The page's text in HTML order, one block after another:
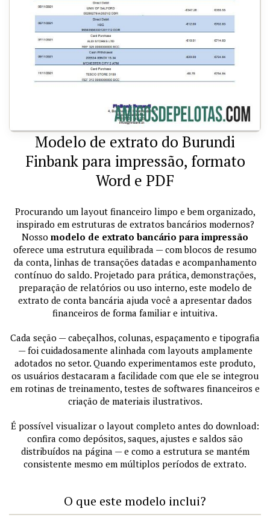
Modelo de extrato do Burundi
Finbank para impressão, formato
Word e PDF
Procurando um layout financeiro limpo e bem organizado,
inspirado em estruturas de extratos bancários modernos?
Nosso modelo de extrato bancário para impressão
oferece uma estrutura equilibrada — com blocos de resumo
da conta, linhas de transações datadas e acompanhamento
contínuo do saldo. Projetado para prática, demonstrações,
preparação de relatórios ou uso interno, este modelo de
extrato de conta bancária ajuda você a apresentar dados
financeiros de forma familiar e intuitiva.
Cada seção — cabeçalhos, colunas, espaçamento e tipografia
— foi cuidadosamente alinhada com layouts amplamente
adotados no setor. Quando experimentamos este produto,
os usuários destacaram a facilidade com que ele se integrou
em rotinas de treinamento, testes de softwares financeiros e
criação de materiais ilustrativos.
É possível visualizar o layout completo antes do download:
confira como depósitos, saques, ajustes e saldos são
distribuídos na página — e como a estrutura se mantém
consistente mesmo em múltiplos períodos de extrato.
O que este modelo inclui?